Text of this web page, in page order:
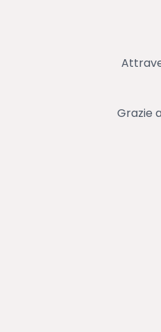
Grazie